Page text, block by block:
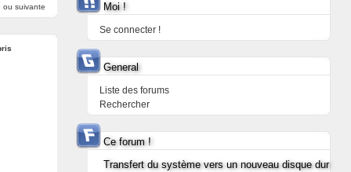
ou suivante Moi !
Se connecter !
General
Liste des forums
Rechercher
Ce forum !
Transfert du système vers un nouveau disque dur